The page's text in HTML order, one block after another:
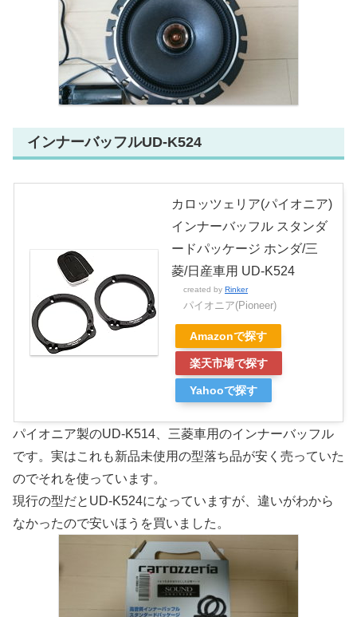
インナーバッフルUD-K524
カロッツェリア(パイオニア)
インナーバッフル スタンダ
ードパッケージ ホンダ/三
菱/日産車用 UD-K524
created by Rinker
パイオニア(Pioneer)
Amazonで探す
楽天市場で探す
Yahooで探す
パイオニア製のUD-K514、三菱車用のインナーバッフル
です。実はこれも新品未使用の型落ち品が安く売っていた
のでそれを使っています。
現行の型だとUD-K524になっていますが、違いがわから
なかったので安いほうを買いました。